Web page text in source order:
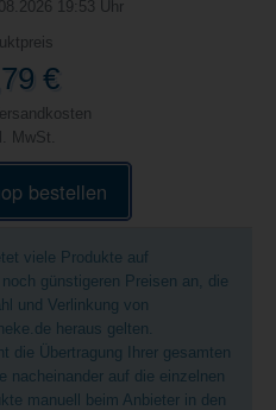
19:53 Uhr
€
MwSt.
bestellen
viele Produkte auf
günstigeren Preisen an, die
und Verlinkung von
heraus gelten.
die Übertragung Ihrer gesamten
nacheinander auf die einzelnen
manuell beim Anbieter in den